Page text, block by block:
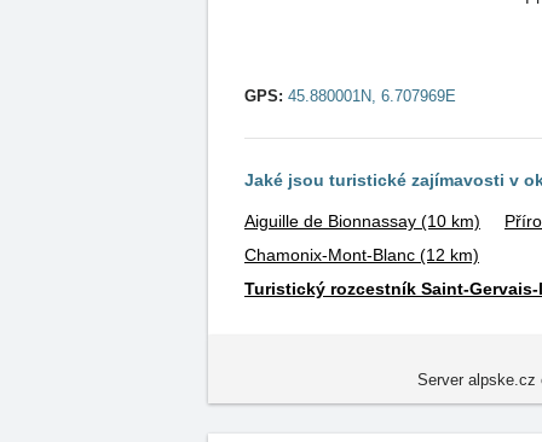
GPS: 45.880001N, 6.707969E
Jaké jsou turistické zajímavosti v
Aiguille de Bionnassay (10 km)
Chamonix-Mont-Blanc (12 km)
Turistický rozcestník Saint-Gervais-
Server alpske.cz